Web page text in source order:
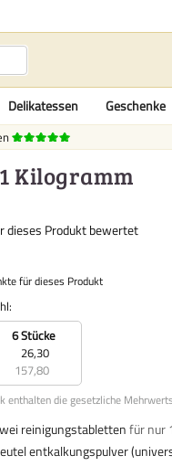
Delikatessen Geschenke
Kilogramm
dieses Produkt bewertet
für dieses Produkt
6 Stücke
26,30
157,80
enthalten die gesetzliche
reinigungstablettenfür nur
entkalkungspulver